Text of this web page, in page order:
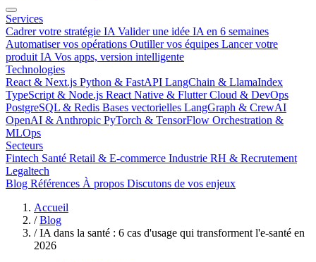
Services
Cadrer votre stratégie IA Valider une idée IA en 6 semaines
Automatiser vos opérations Outiller vos équipes Lancer votre
produit IA Vos apps, version intelligente
Technologies
React & Next.js Python & FastAPI LangChain & LlamaIndex
TypeScript & Node.js React Native & FlutterCloud & DevOps
PostgreSQL & Redis Bases vectorielles LangGraph & CrewAI
OpenAI & Anthropic PyTorch & TensorFlow Orchestration &
MLOps
Secteurs
Fintech Santé Retail & E-commerce Industrie RH & Recrutement
Legaltech
Blog Références À propos Discutons de vos enjeux
Accueil
/ Blog
/ IA dans la santé : 6 cas d'usage qui transforment l'e-santé en
2026